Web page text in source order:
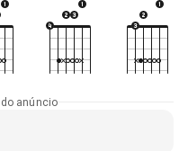
anúncio